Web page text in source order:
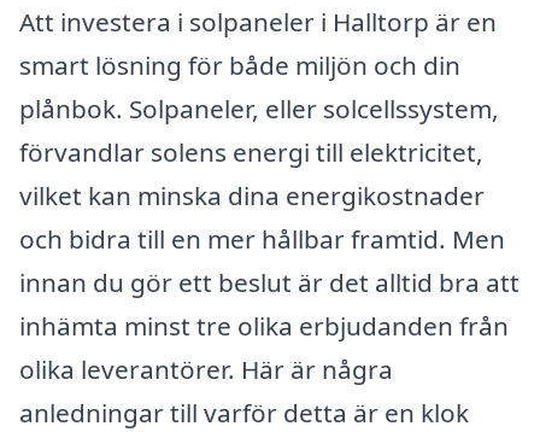
Att investera i solpaneler i Halltorp är en
smart lösning för både miljön och din
plånbok. Solpaneler, eller solcellssystem,
förvandlar solens energi till elektricitet,
vilket kan minska dina energikostnader
och bidra till en mer hållbar framtid. Men
innan du gör ett beslut är det alltid bra att
inhämta minst tre olika erbjudanden från
olika leverantörer. Här är några
anledningar till varför detta är en klok